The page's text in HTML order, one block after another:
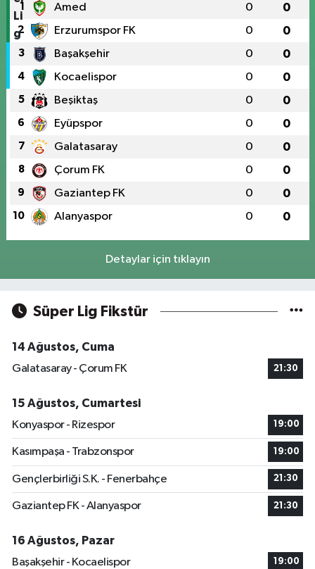
1 Amed 0 0
2 Erzurumspor FK 0 0
3 Başakşehir 0 0
4 Kocaelispor 0 0
5 Beşiktaş 0 0
6 Eyüpspor 0 0
7 Galatasaray 0 0
8 Çorum FK 0 0
9 Gaziantep FK 0 0
10 Alanyaspor 0 0
Detaylar için tıklayın
Süper Lig Fikstür
14 Ağustos, Cuma
Galatasaray - Çorum FK
21:30
15 Ağustos, Cumartesi
Konyaspor - Rizespor
19:00
Kasımpaşa - Trabzonspor 19:00
Gençlerbirliği S.K. - Fenerbahçe 21:30
Gaziantep FK - Alanyaspor 21:30
16 Ağustos, Pazar
Başakşehir - Kocaelispor
19:00